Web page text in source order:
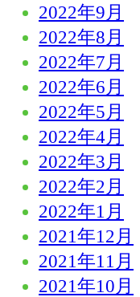
2022年9月
2022年8月
2022年7月
2022年6月
2022年5月
2022年4月
2022年3月
2022年2月
2022年1月
2021年12月
2021年11月
2021年10月